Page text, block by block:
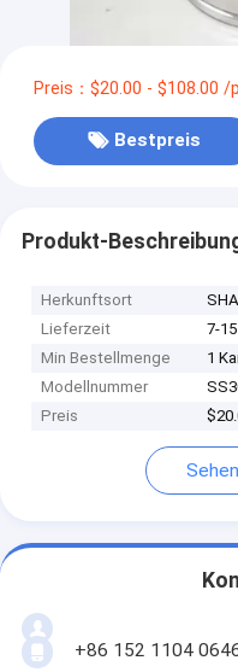
Preis：$20.00 - $108.00 /
Bestpreis
Produkt-
Herkunftsort
Lieferzeit
7-
Min Bestellmenge
1
Modellnummer
Preis
+86 152 1104